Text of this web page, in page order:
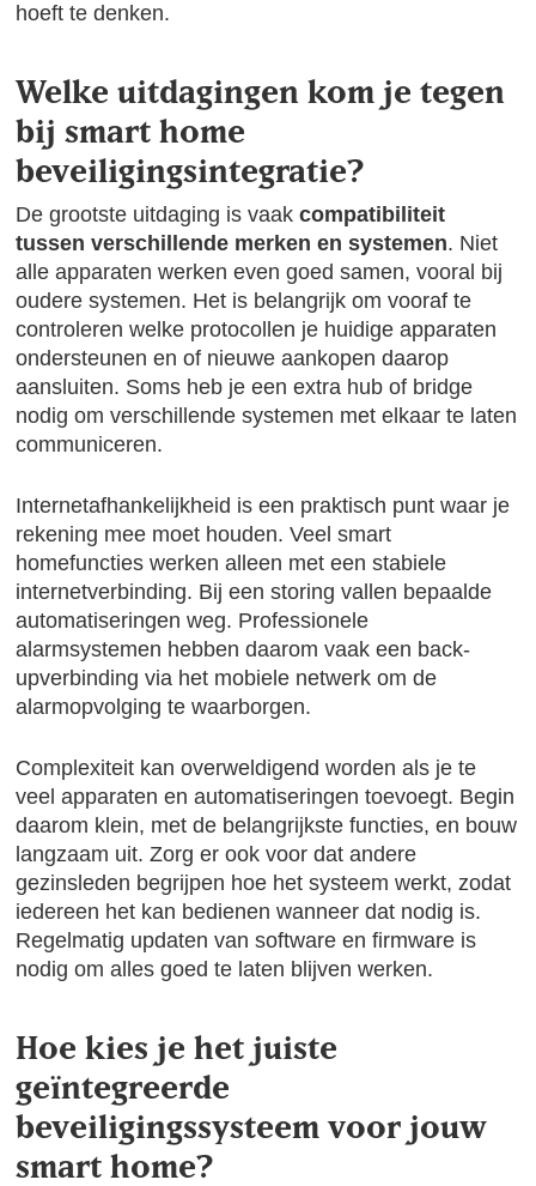
hoeft te denken.
Welke uitdagingen kom je tegen
bij smart home
beveiligingsintegratie?
De grootste uitdaging is vaakcompatibiliteit
tussen verschillende merken en systemen. Niet
alle apparaten werken even goed samen, vooral bij
oudere systemen. Het is belangrijk om vooraf te
controleren welke protocollen je huidige apparaten
ondersteunen en of nieuwe aankopen daarop
aansluiten. Soms heb je een extra hub of bridge
nodig om verschillende systemen met elkaar te laten
communiceren.
Internetafhankelijkheid is een praktisch punt waar je
rekening mee moet houden. Veel smart
homefuncties werken alleen met een stabiele
internetverbinding. Bij een storing vallen bepaalde
automatiseringen weg. Professionele
alarmsystemen hebben daarom vaak een back-
upverbinding via het mobiele netwerk om de
alarmopvolging te waarborgen.
Complexiteit kan overweldigend worden als je te
veel apparaten en automatiseringen toevoegt. Begin
daarom klein, met de belangrijkste functies, en bouw
langzaam uit. Zorg er ook voor dat andere
gezinsleden begrijpen hoe het systeem werkt, zodat
iedereen het kan bedienen wanneer dat nodig is.
Regelmatig updaten van software en firmware is
nodig om alles goed te laten blijven werken.
Hoe kies je het juiste
geïntegreerde
beveiligingssysteem voor jouw
smart home?